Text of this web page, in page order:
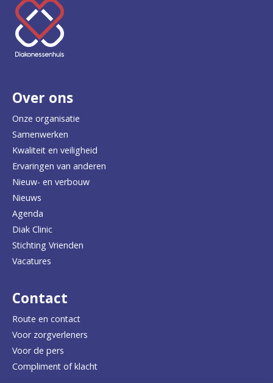
K
e
e
t
e
r
u
g
n
a
a
d
e
h
o
Over ons
Onze organisatie
Samenwerken
Kwaliteit en veiligheid
Ervaringen van anderen
Nieuw- en verbouw
Nieuws
Agenda
Diak Clinic
Stichting Vrienden
Vacatures
Contact
Route en contact
Voor zorgverleners
Voor de pers
Compliment of klacht